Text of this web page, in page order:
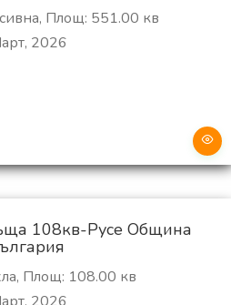
Площ: 551.00 кв
2026
108кв-Русе Община
Площ: 108.00 кв